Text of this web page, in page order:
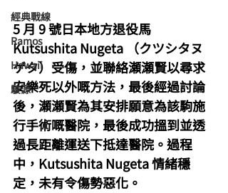
經典戰線
Ramos
Hawaii
駿源
5 月 9 號日本地方退役馬
Kutsushita Nugeta （クツシタヌ
ゲタ）受傷，並聯絡瀬瀬賢以尋求
安樂死以外嘅方法，最後經過討論
後，瀬瀬賢為其安排願意為該駒施
行手術嘅醫院，最後成功搵到並透
過長距離運送下抵達醫院。過程
中，Kutsushita Nugeta 情緒穩
定，未有令傷勢惡化。